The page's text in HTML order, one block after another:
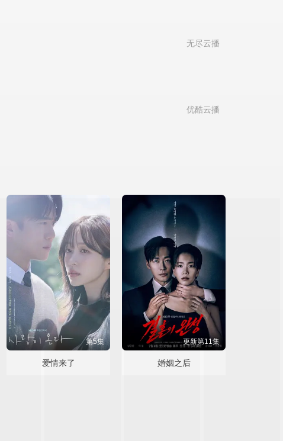
无尽云播
优酷云播
第5集
爱情来了
更新第11集
婚姻之后